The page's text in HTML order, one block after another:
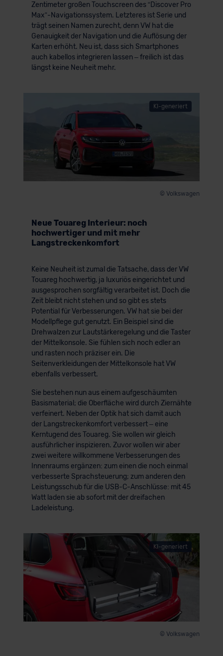
Zentimeter großen Touchscreen des “Discover Pro
Max”-Navigationssystem. Letzteres ist Serie und
trägt seinen Namen zurecht, denn VW hat die
Genauigkeit der Navigation und die Auflösung der
Karten erhöht. Neu ist, dass sich Smartphones
auch kabellos integrieren lassen – freilich ist das
längst keine Neuheit mehr.
KI-generiert
© Volkswagen
Neue Touareg Interieur: noch
hochwertiger und mit mehr
Langstreckenkomfort
Keine Neuheit ist zumal die Tatsache, dass der VW
Touareg hochwertig, ja luxuriös eingerichtet und
ausgesprochen sorgfältig verarbeitet ist. Doch die
Zeit bleibt nicht stehen und so gibt es stets
Potential für Verbesserungen. VW hat sie bei der
Modellpflege gut genutzt. Ein Beispiel sind die
Drehwalzen zur Lautstärkeregelung und die Taster
der Mittelkonsole. Sie fühlen sich noch edler an
und rasten noch präziser ein. Die
Seitenverkleidungen der Mittelkonsole hat VW
ebenfalls verbessert.
Sie bestehen nun aus einem aufgeschäumten
Basismaterial; die Oberfläche wird durch Ziernähte
verfeinert. Neben der Optik hat sich damit auch
der Langstreckenkomfort verbessert – eine
Kerntugend des Touareg. Sie wollen wir gleich
ausführlicher inspizieren. Zuvor wollen wir aber
zwei weitere willkommene Verbesserungen des
Innenraums ergänzen: zum einen die noch einmal
verbesserte Sprachsteuerung; zum anderen den
Leistungsschub für die USB-C-Anschlüsse: mit 45
Watt laden sie ab sofort mit der dreifachen
Ladeleistung.
KI-generiert
© Volkswagen